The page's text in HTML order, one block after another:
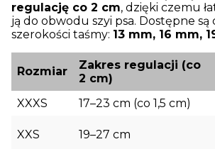
regulację co 2 cm, dzięki czemu
ją do obwodu szyi psa. Dostępne są
szerokości taśmy: 13 mm, 16 mm,
Rozmiar
Zakres regulacji (co
2 cm)
XXXS
17–23 cm (co 1,5 cm)
XXS 19–27 cm